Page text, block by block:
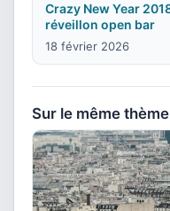
Crazy New Year
réveillon open bar
18 février 2026
Sur le même thème